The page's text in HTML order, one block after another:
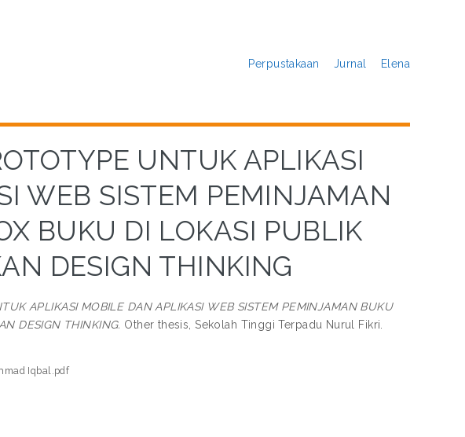
Perpustakaan Jurnal Elena
UNTUK APLIKASI
WEB SISTEM PEMINJAMAN
BUKU DI LOKASI PUBLIK
DESIGN THINKING
APLIKASI MOBILE DAN APLIKASI WEB SISTEM PEMINJAMAN BUKU
DESIGN THINKING. Other thesis, Sekolah Tinggi Terpadu Nurul Fikri.
Iqbal.pdf